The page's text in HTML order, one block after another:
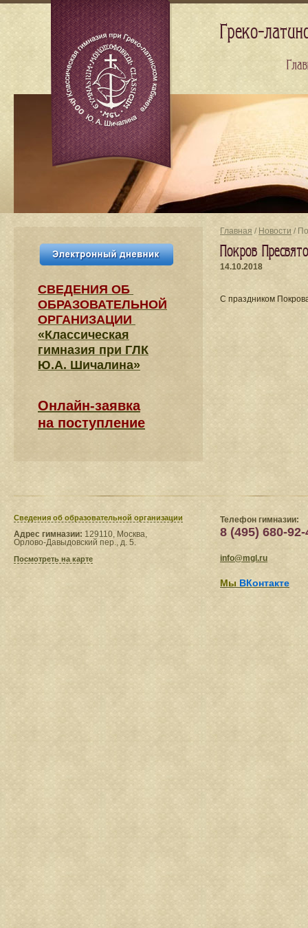
Главная / Новости /
Покров
14.10.2018
С праздником
СВЕДЕНИЯ​ ОБ
ОБРАЗОВАТЕЛЬНОЙ
ОРГАНИЗАЦИИ
«Классическая
гимназия при ГЛК
Ю.А. Шичалина»
Онлайн-заявка
на поступление
Сведения​ об образовательной организации
Адрес гимназии: 129110, Москва,
Орлово-Давыдовский пер., д. 5.
Посмотреть на карте
Телефон гимназии:
8 (495) 680-92-
info@mgl.ru
Мы ВКонтакте
Греко-